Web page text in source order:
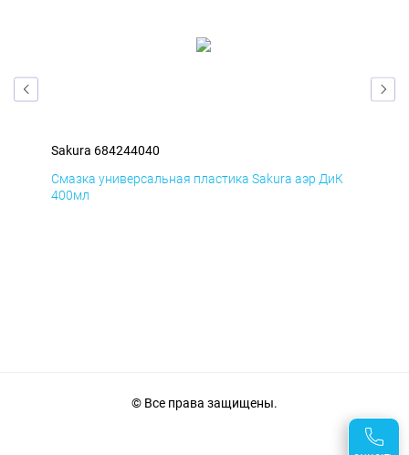
Sakura 684244040
Смазка универсальная пластика Sakura аэр ДиК
400мл
© Все права защищены.